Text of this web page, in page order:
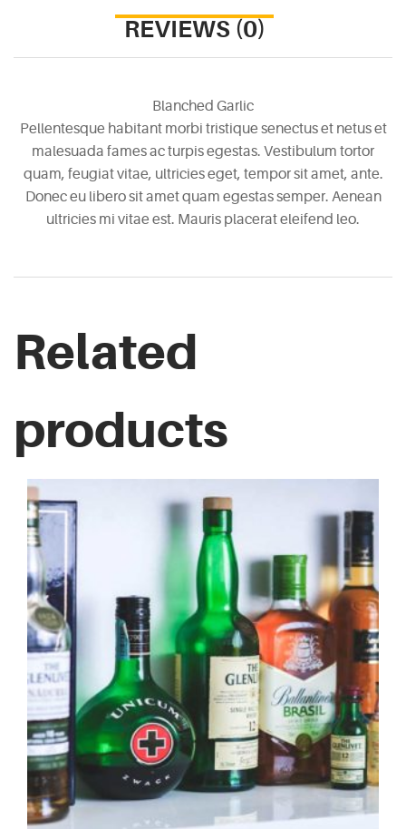
REVIEWS (0)
Blanched Garlic
Pellentesque habitant morbi tristique senectus et netus et
malesuada fames ac turpis egestas. Vestibulum tortor
quam, feugiat vitae, ultricies eget, tempor sit amet, ante.
Donec eu libero sit amet quam egestas semper. Aenean
ultricies mi vitae est. Mauris placerat eleifend leo.
Related
products